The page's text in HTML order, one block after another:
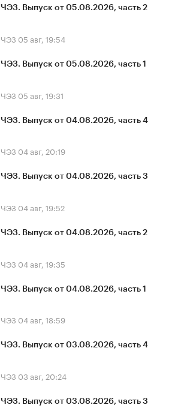
ЧЭЗ. Выпуск от 05.08.2026, часть 2
ЧЭЗ 05 авг, 19:54
ЧЭЗ. Выпуск от 05.08.2026, часть 1
ЧЭЗ 05 авг, 19:31
ЧЭЗ. Выпуск от 04.08.2026, часть 4
ЧЭЗ 04 авг, 20:19
ЧЭЗ. Выпуск от 04.08.2026, часть 3
ЧЭЗ 04 авг, 19:52
ЧЭЗ. Выпуск от 04.08.2026, часть 2
ЧЭЗ 04 авг, 19:35
ЧЭЗ. Выпуск от 04.08.2026, часть 1
ЧЭЗ 04 авг, 18:59
ЧЭЗ. Выпуск от 03.08.2026, часть 4
ЧЭЗ 03 авг, 20:24
ЧЭЗ. Выпуск от 03.08.2026, часть 3